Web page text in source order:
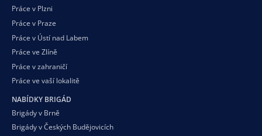
Práce v Plzni
Práce v Praze
Práce v Ústí nad Labem
Práce ve Zlíně
Práce v zahraničí
Práce ve vaší lokalitě
NABÍDKY BRIGÁD
Brigády v Brně
Brigády v Českých Budějovicích